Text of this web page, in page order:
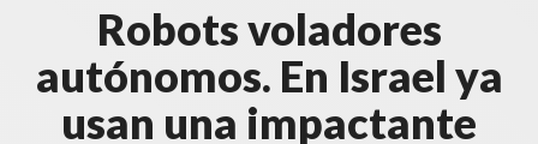
Robots voladores
autónomos. En Israel ya
usan una impactante